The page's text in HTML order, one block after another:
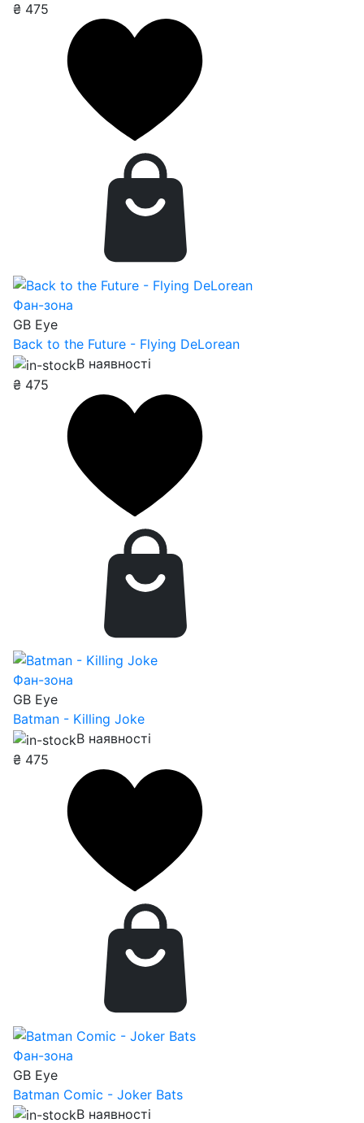
₴ 475
Фан-зона
GB Eye
Back to the Future - Flying DeLorean
В наявності
₴ 475
Фан-зона
GB Eye
Batman - Killing Joke
В наявності
₴ 475
Фан-зона
GB Eye
Batman Comic - Joker Bats
В наявності